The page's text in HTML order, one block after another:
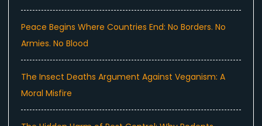
Peace Begins Where Countries End: No Borders. No
Armies. No Blood
The Insect Deaths Argument Against Veganism: A
Moral Misfire